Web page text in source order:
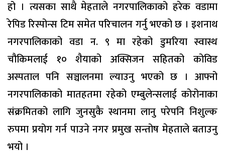
हो । त्यसका साथै मेहताले नगरपालिकाको हरेक वडामा
रेपिड रिस्पोन्स टिम समेत परिचालन गर्नु भएको छ । इशनाथ
नगरपालिकाको वडा न. ९ मा रहेको डुमरिया स्वास्थ
चौकिमलाई १० शैयाको अक्सिजन सहितको कोविड
अस्पताल पनि सञ्चालनमा ल्याउनु भएको छ । आफ्नो
नगरपालिकाको मातहतमा रहेको एम्बुलेन्सलाई कोरोनाका
संक्रमितको लागि जुनसुकै स्थानमा लानु परेपनि निशुल्क
रुपमा प्रयोग गर्न पाउने नगर प्रमुख सन्तोष मेहताले बताउनु
भयो ।